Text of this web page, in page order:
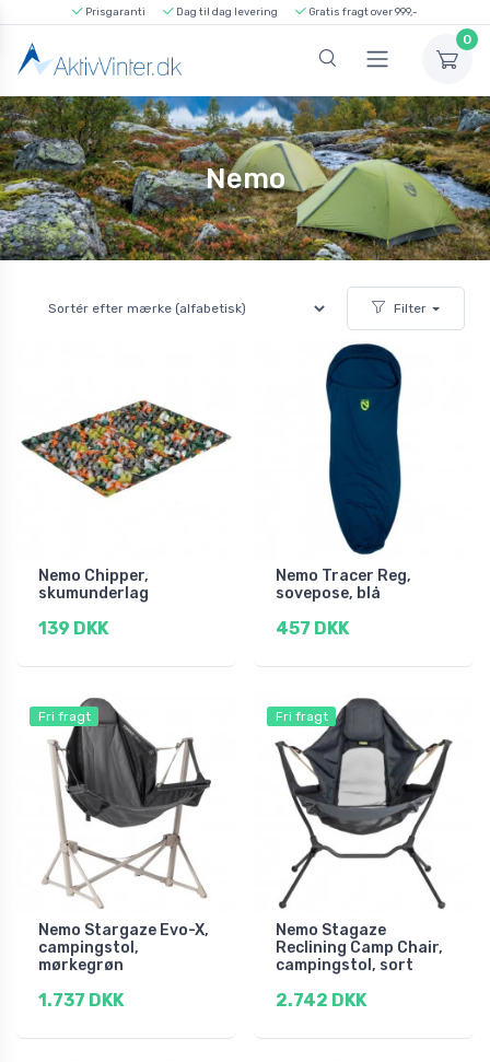
Prisgaranti Dag til dag levering Gratis fragt over 999,-
0
Nemo
Filter
Nemo Chipper,
skumunderlag
139 DKK
Nemo Tracer Reg,
sovepose, blå
457 DKK
Fri fragt
Nemo Stargaze Evo-X,
campingstol,
mørkegrøn
1.737 DKK
Fri fragt
Nemo Stagaze
Reclining Camp Chair,
campingstol, sort
2.742 DKK